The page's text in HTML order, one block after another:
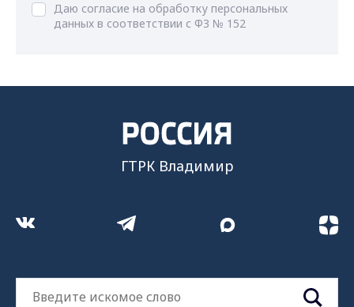
Даю согласие на обработку персональных
данных в соответствии с ФЗ № 152
ГТРК Владимир